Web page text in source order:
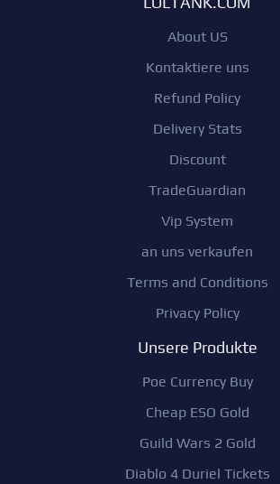
About US
Kontaktiere uns
Refund Policy
Delivery Stats
Discount
TradeGuardian
Vip System
an uns verkaufen
Terms and Conditions
Privacy Policy
Unsere Produkte
Poe Currency Buy
Cheap ESO Gold
Guild Wars 2 Gold
Diablo 4 Duriel Tickets